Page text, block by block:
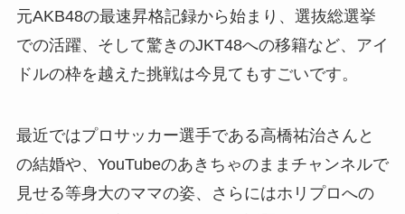
元AKB48の最速昇格記録から始まり、選抜総選挙
での活躍、そして驚きのJKT48への移籍など、アイ
ドルの枠を越えた挑戦は今見てもすごいです。
最近ではプロサッカー選手である高橋祐治さんと
の結婚や、YouTubeのあきちゃのままチャンネルで
見せる等身大のママの姿、さらにはホリプロへの